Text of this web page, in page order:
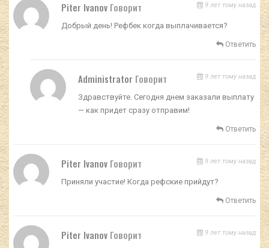
Piter Ivanov Говорит 9 лет тому назад
Добрый день! Рефбек когда выплачивается?
Ответить
Administrator Говорит 9 лет тому назад
Здравствуйте. Сегодня днем заказали выплату
— как придет сразу отправим!
Ответить
Piter Ivanov Говорит 9 лет тому назад
Приняли участие! Когда рефские прийдут?
Ответить
Piter Ivanov Говорит 9 лет тому назад